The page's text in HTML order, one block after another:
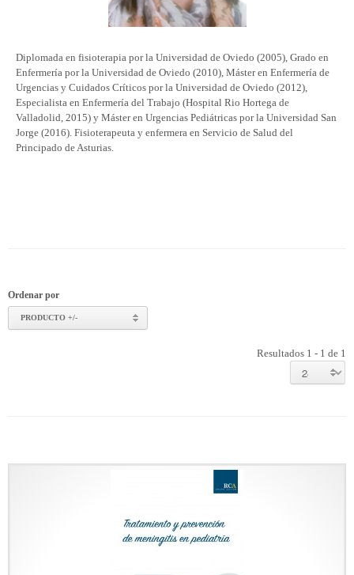
Diplomada en fisioterapia por la Universidad de Oviedo (2005), Grado en
Enfermería por la Universidad de Oviedo (2010), Máster en Enfermería de
Urgencias y Cuidados Críticos por la Universidad de Oviedo (2012),
Especialista en Enfermería del Trabajo (Hospital Rio Hortega de
Valladolid, 2015) y Máster en Urgencias Pediátricas por la Universidad San
Jorge (2016). Fisioterapeuta y enfermera en Servicio de Salud del
Principado de Asturias.
Ordenar por
PRODUCTO +/-
Resultados 1 - 1 de 1